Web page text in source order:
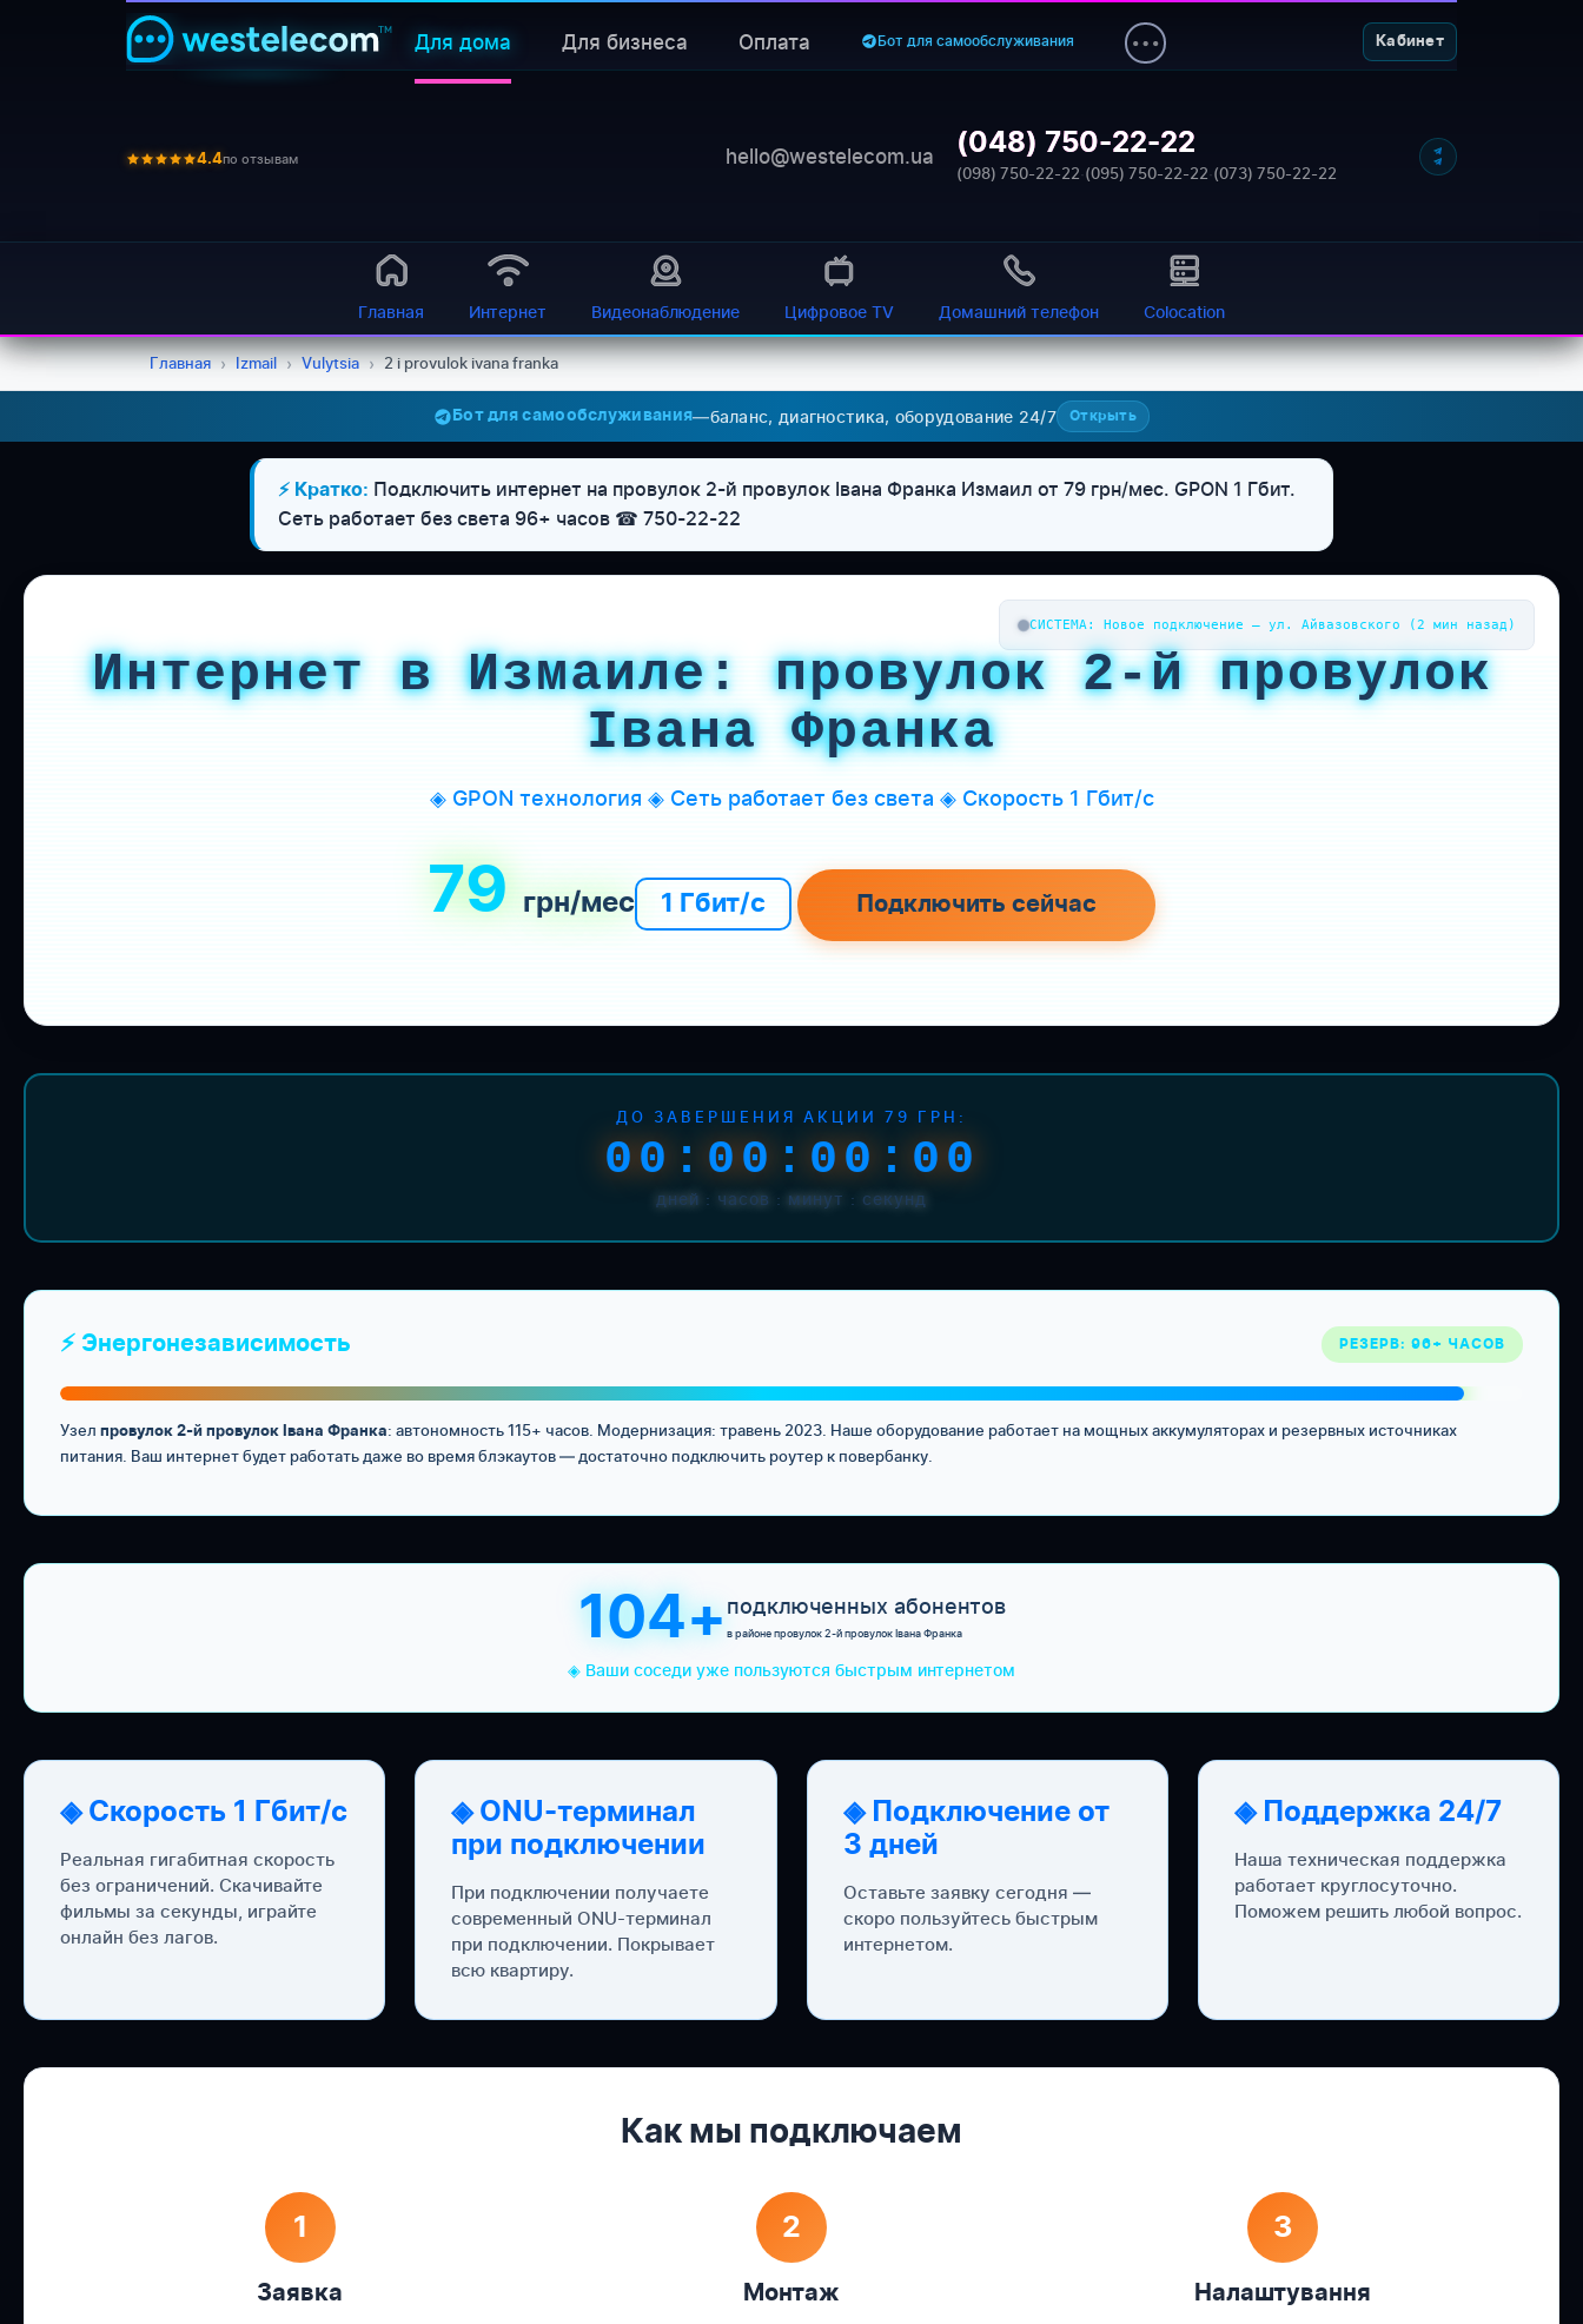
Для дома Для бизнеса Оплата Бот для самообслуживания Кабинет
4.4по отзывам hello@westelecom.ua (048) 750-22-22
(098) 750-22-22·(095) 750-22-22·(073) 750-22-22
Главная Интернет Видеонаблюдение Цифровое TV Домашний телефон Colocation
Главная › Izmail › Vulytsia › 2 i provulok ivana franka
Бот для самообслуживания—баланс, диагностика, оборудование 24/7 Открыть
⚡ Кратко: Подключить интернет на провулок 2-й провулок Івана Франка Измаил от 79 грн/мес. GPON 1 Гбит.
Сеть работает без света 96+ часов ☎ 750-22-22
СИСТЕМА: Новое подключение — ул. Айвазовского (2 мин назад)
Интернет в Измаиле: провулок 2-й провулок
Івана Франка
◈ GPON технология ◈ Сеть работает без света ◈ Скорость 1 Гбит/с
79 грн/мес 1 Гбит/с Подключить сейчас
ДО ЗАВЕРШЕНИЯ АКЦИИ 79 ГРН:
00:00:00:00
дней : часов : минут : секунд
⚡ Энергонезависимость РЕЗЕРВ: 96+ ЧАСОВ
Узел провулок 2-й провулок Івана Франка: автономность 115+ часов. Модернизация: травень 2023. Наше оборудование работает на мощных аккумуляторах и резервных источниках
питания. Ваш интернет будет работать даже во время блэкаутов — достаточно подключить роутер к повербанку.
104+ подключенных абонентов
в районе провулок 2-й провулок Івана Франка
◈ Ваши соседи уже пользуются быстрым интернетом
◈ Скорость 1 Гбит/с
Реальная гигабитная скорость
без ограничений. Скачивайте
фильмы за секунды, играйте
онлайн без лагов.
◈ ONU-терминал
при подключении
При подключении получаете
современный ONU-терминал
при подключении. Покрывает
всю квартиру.
◈ Подключение от
3 дней
Оставьте заявку сегодня —
скоро пользуйтесь быстрым
интернетом.
◈ Поддержка 24/7
Наша техническая поддержка
работает круглосуточно.
Поможем решить любой вопрос.
Как мы подключаем
1
Заявка
2
Монтаж
3
Налаштування